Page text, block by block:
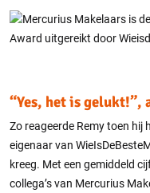
“Yes, het is gelukt!”,
Zo reageerde Remy toen hij
eigenaar van
kreeg. Met een gemiddeld
collega’s van Mercurius